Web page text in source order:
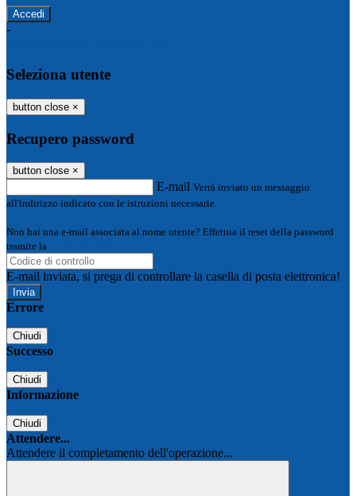
-
Seleziona utente
button close ×
Recupero password
button close ×
E-mail Verrà inviato un messaggio
all'indirizzo indicato con le istruzioni necessarie.
Non hai una e-mail associata al nome utente? Effettua il reset della password
tramite la
E-mail inviata, si prega di controllare la casella di posta elettronica!
Errore
Chiudi
Successo
Chiudi
Informazione
Chiudi
Attendere...
Attendere il completamento dell'operazione...